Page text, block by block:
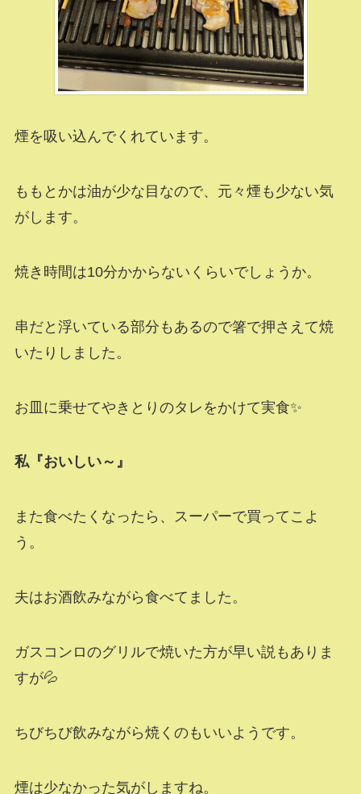
煙を吸い込んでくれています。
ももとかは油が少な目なので、元々煙も少ない気
がします。
焼き時間は10分かからないくらいでしょうか。
串だと浮いている部分もあるので箸で押さえて焼
いたりしました。
お皿に乗せてやきとりのタレをかけて実食✨
私『おいしい～』
また食べたくなったら、スーパーで買ってこよ
う。
夫はお酒飲みながら食べてました。
ガスコンロのグリルで焼いた方が早い説もありま
すが💦
ちびちび飲みながら焼くのもいいようです。
煙は少なかった気がしますね。